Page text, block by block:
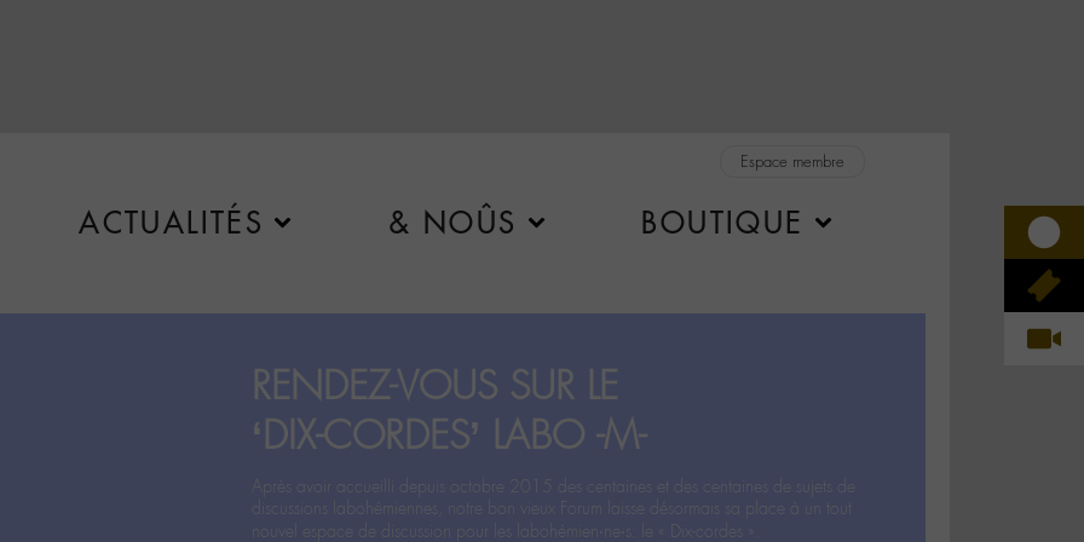
Espace membre
ACTUALITÉS & NOÛS BOUTIQUE
RENDEZ-VOUS SUR LE
‘DIX-CORDES’ LABO -M-
Après avoir accueilli depuis octobre 2015 des centaines et des centaines de sujets de
discussions labohémiennes, notre bon vieux Forum laisse désormais sa place à un tout
nouvel espace de discussion pour les labohémien‧ne‧s: le « Dix-cordes ».